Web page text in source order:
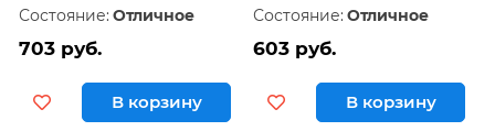
Состояние: Отличное
703 руб.
В корзину
Состояние: Отличное
603 руб.
В корзину